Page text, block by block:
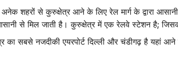
शहरों से कुरुक्षेत्र आने के लिए रेल मार्ग के द्वारा
से मिल जाती है। कुरुक्षेत्र में एक रेलवे स्टेशन है;
का सबसे नजदीकी एयरपोर्ट दिल्ली और चंडीगढ़ है यहां